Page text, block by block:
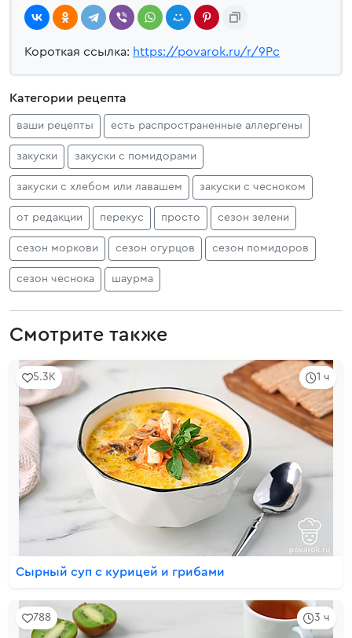
Короткая ссылка: https://povarok.ru/r/9Pc
Категории рецепта
ваши рецепты есть распространенные аллергены
закуски закуски с помидорами
закуски с хлебом или лавашем закуски с чесноком
от редакции перекус просто сезон зелени
сезон моркови сезон огурцов сезон помидоров
сезон чеснока шаурма
Смотрите также
1 ч
5.3K
Сырный суп с курицей и грибами
3 ч
788